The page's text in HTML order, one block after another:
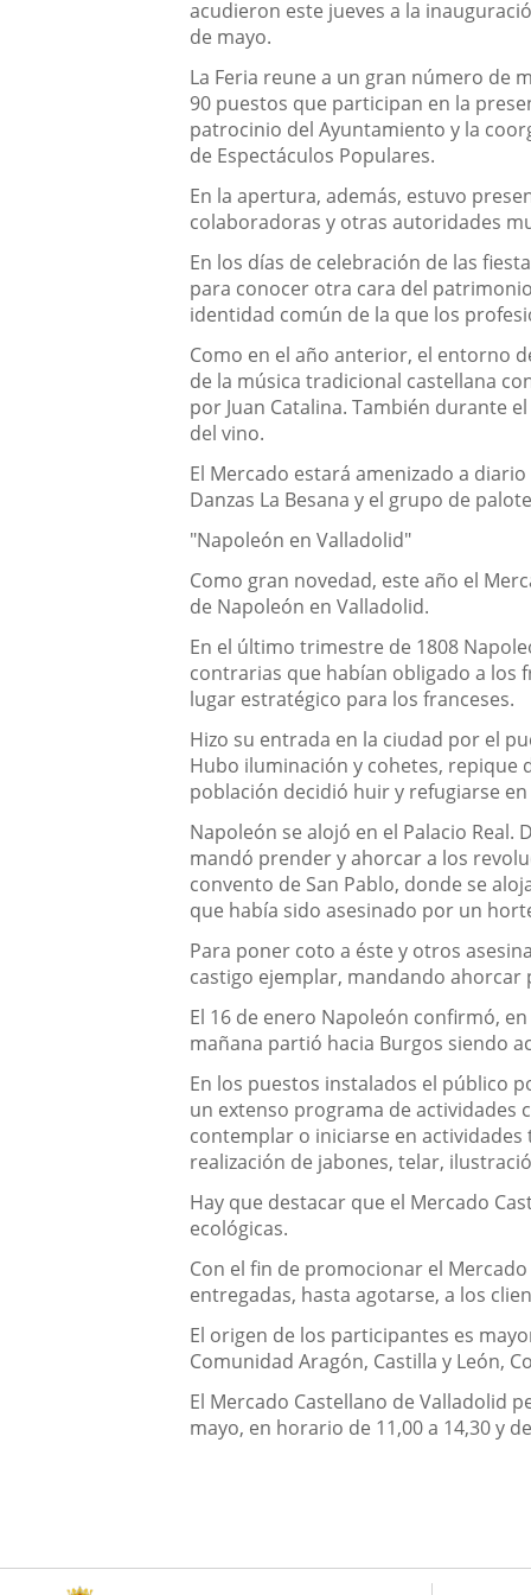
acudieron este jueves a la
de mayo.
La Feria reune a un gran número de
90 puestos que participan en la
patrocinio del Ayuntamiento y la
de Espectáculos Populares.
En la apertura, además, estuvo
colaboradoras y otras autoridades
En los días de celebración de las
para conocer otra cara del
identidad común de la que los
Como en el año anterior, el entorno
de la música tradicional castellana
por Juan Catalina. También durante
del vino.
El Mercado estará amenizado a
Danzas La Besana y el grupo de
"Napoleón en Valladolid"
Como gran novedad, este año el
de Napoleón en Valladolid.
En el último trimestre de 1808
contrarias que habían obligado a los
lugar estratégico para los franceses.
Hizo su entrada en la ciudad por el
Hubo iluminación y cohetes, repique
población decidió huir y refugiarse
Napoleón se alojó en el Palacio
mandó prender y ahorcar a los
convento de San Pablo, donde se
que había sido asesinado por un
Para poner coto a éste y otros
castigo ejemplar, mandando ahorcar
El 16 de enero Napoleón confirmó,
mañana partió hacia Burgos siendo
En los puestos instalados el público
un extenso programa de actividades
contemplar o iniciarse en
realización de jabones, telar,
Hay que destacar que el Mercado
ecológicas.
Con el fin de promocionar el
entregadas, hasta agotarse, a los
El origen de los participantes es
Comunidad Aragón, Castilla y León,
El Mercado Castellano de Valladolid
mayo, en horario de 11,00 a 14,30 y